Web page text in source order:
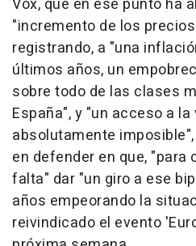
Vox, que en ese punto ha
"incremento de los
registrando, a "una
últimos años, un
sobre todo de las clases
España", y "un acceso a la
absolutamente
en defender en que, "para
falta" dar "un giro a ese
años empeorando la
reivindicado el evento